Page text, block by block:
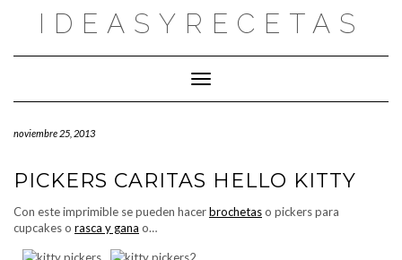
IDEASYRECETAS
Cambiar modo de navegación
noviembre 25, 2013
PICKERS CARITAS HELLO KITTY
Con este imprimible se pueden hacerbrochetaso pickers para
cupcakes o rasca y gana o…